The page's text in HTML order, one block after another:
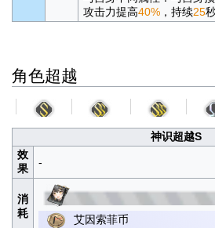
攻击力提高40%，持续25
角色超越
神识超越S
效
果
-
消
耗
艾因索菲币